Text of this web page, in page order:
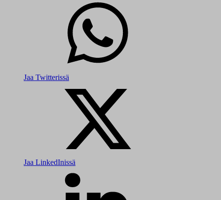
Jaa Twitterissä
Jaa LinkedInissä